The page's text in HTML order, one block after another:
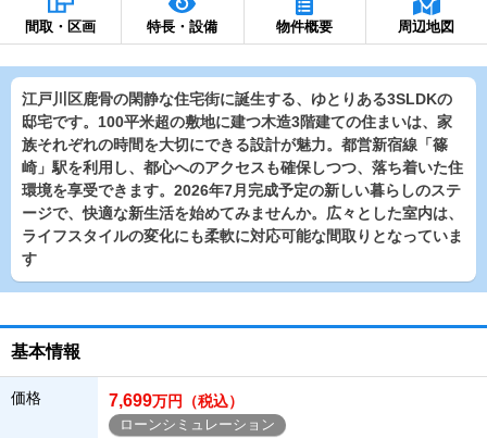
間取・区画 特長・設備 物件概要 周辺地図
江戸川区鹿骨の閑静な住宅街に誕生する、ゆとりある3SLDKの
邸宅です。100平米超の敷地に建つ木造3階建ての住まいは、家
族それぞれの時間を大切にできる設計が魅力。都営新宿線「篠
崎」駅を利用し、都心へのアクセスも確保しつつ、落ち着いた住
環境を享受できます。2026年7月完成予定の新しい暮らしのステ
ージで、快適な新生活を始めてみませんか。広々とした室内は、
ライフスタイルの変化にも柔軟に対応可能な間取りとなっていま
す
基本情報
価格 7,699万円（税込）
ローンシミュレーション